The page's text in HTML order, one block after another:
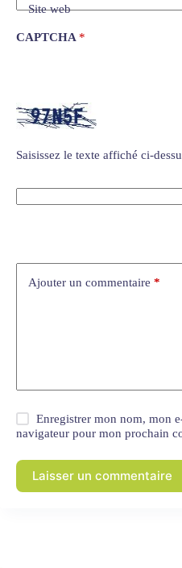
Site web
CAPTCHA *
Saisissez le texte affiché ci-
Ajouter un commentaire *
Enregistrer mon nom, mon
navigateur pour mon prochain
Laisser un commentaire